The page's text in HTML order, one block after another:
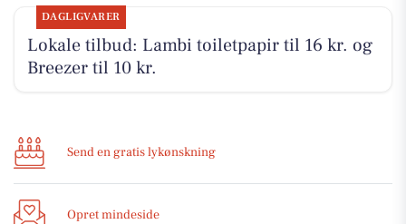
DAGLIGVARER
Lokale tilbud: Lambi toiletpapir til 16 kr. og
Breezer til 10 kr.
Send en gratis lykønskning
Opret mindeside